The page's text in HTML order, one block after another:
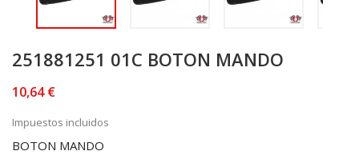
251881251 01C BOTON MANDO
10,64 €
Impuestos incluidos
BOTON MANDO